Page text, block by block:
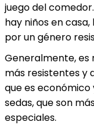
juego del
hay niños en
por un género
Generalmente, es
más resistentes y
que es
sedas, que son
especiales.